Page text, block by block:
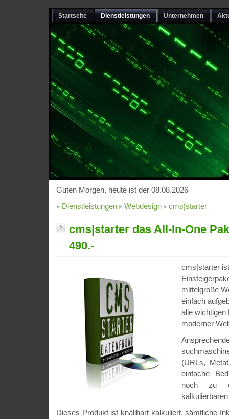
Startseite Dienstleistungen Unternehmen
Guten Morgen, heute ist der 08.08.2026
Dienstleistungen
Webdesign cms|starter
cms|starter das All-In-One
490.-
cms|starter
mittelgroße
einfach
alle wichtigen
moderner
(URLs,
einfache
noch zu
Dieses Produkt ist knallhart kalkuliert, sämtliche